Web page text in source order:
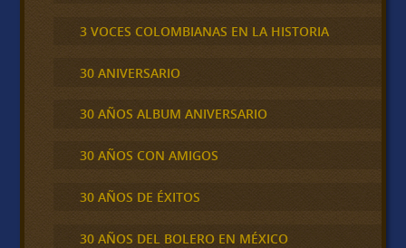
3 VOCES COLOMBIANAS EN LA HISTORIA
30 ANIVERSARIO
30 AÑOS ALBUM ANIVERSARIO
30 AÑOS CON AMIGOS
30 AÑOS DE ÉXITOS
30 AÑOS DEL BOLERO EN MÉXICO